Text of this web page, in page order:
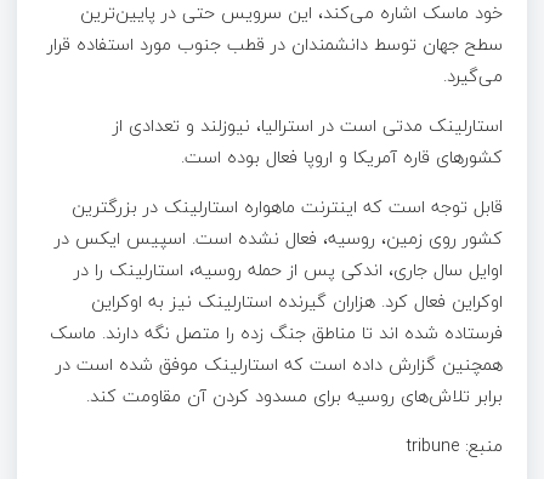
خود ماسک اشاره می‌کند، این سرویس حتی در پایین‌ترین
سطح جهان توسط دانشمندان در قطب جنوب مورد استفاده قرار
می‌گیرد.
استارلینک مدتی است در استرالیا، نیوزلند و تعدادی از
کشورهای قاره آمریکا و اروپا فعال بوده است.
قابل توجه است که اینترنت ماهواره استارلینک در بزرگترین
کشور روی زمین، روسیه، فعال نشده است. اسپیس ایکس در
اوایل سال جاری، اندکی پس از حمله روسیه، استارلینک را در
اوکراین فعال کرد. هزاران گیرنده استارلینک نیز به اوکراین
فرستاده شده اند تا مناطق جنگ زده را متصل نگه دارند. ماسک
همچنین گزارش داده است که استارلینک موفق شده است در
برابر تلاش‌های روسیه برای مسدود کردن آن مقاومت کند.
منبع: tribune